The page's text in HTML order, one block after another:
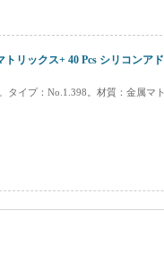
リックス+ 40 Pcs シリコンアド
タイプ：No.1.398。材質：金属マト